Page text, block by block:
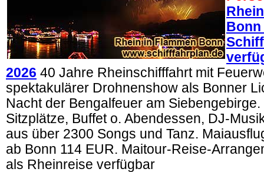
Bonn
2026 40 Jahre Rheinschifffahrt mit
spektakulärer Drohnenshow als Bonner
Nacht der Bengalfeuer am
Sitzplätze, Buffet o. Abendessen, DJ-
aus über 2300 Songs und Tanz.
ab Bonn 114 EUR. Maitour-Reise-
als Rheinreise verfügbar